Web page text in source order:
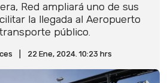
Red ampliará uno de sus
la llegada al Aeropuerto
público.
22 Ene, 2024. 10:23 hrs